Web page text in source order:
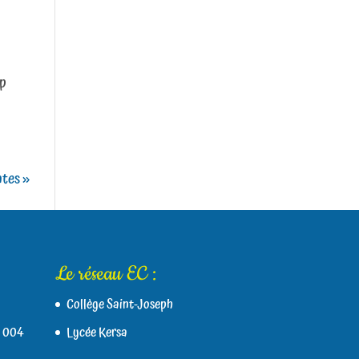
»
Le réseau EC :
Collège Saint-Joseph
Lycée Kersa